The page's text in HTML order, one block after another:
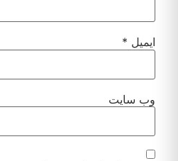
ایمیل *
وب‌ سایت